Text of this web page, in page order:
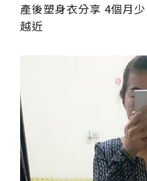
產後塑身衣分享 4個月
越近